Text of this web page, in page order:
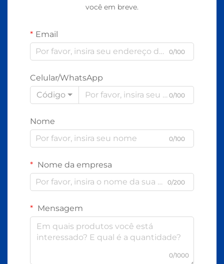
você em breve.
Email
0/100
Celular/WhatsApp
Código
0/100
Nome
0/100
Nome da empresa
0/200
Mensagem
0/1000